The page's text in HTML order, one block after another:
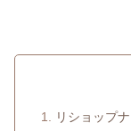
リショップ